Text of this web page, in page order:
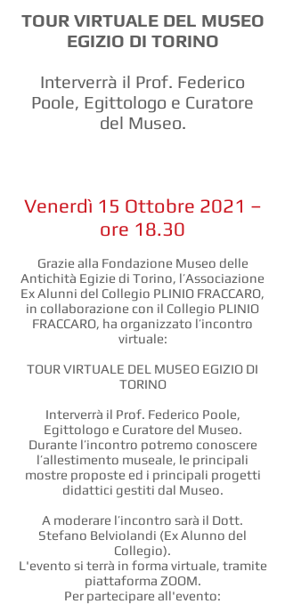
TOUR VIRTUALE DEL MUSEO
EGIZIO DI TORINO
Interverrà il Prof. Federico
Poole, Egittologo e Curatore
del Museo.
Venerdì 15 Ottobre 2021 –
ore 18.30
Grazie alla Fondazione Museo delle
Antichità Egizie di Torino, l’Associazione
Ex Alunni del Collegio PLINIO FRACCARO,
in collaborazione con il Collegio PLINIO
FRACCARO, ha organizzato l’incontro
virtuale:
TOUR VIRTUALE DEL MUSEO EGIZIO DI
TORINO
Interverrà il Prof. Federico Poole,
Egittologo e Curatore del Museo.
Durante l’incontro potremo conoscere
l’allestimento museale, le principali
mostre proposte ed i principali progetti
didattici gestiti dal Museo.
A moderare l’incontro sarà il Dott.
Stefano Belviolandi (Ex Alunno del
Collegio).
L'evento si terrà in forma virtuale, tramite
piattaforma ZOOM.
Per partecipare all'evento: